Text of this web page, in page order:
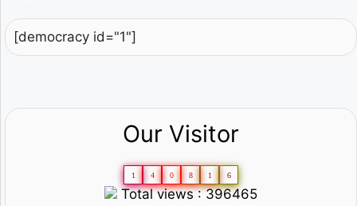
[democracy id="1"]
Our Visitor
1 4 0 8 1 6
Total views : 396465